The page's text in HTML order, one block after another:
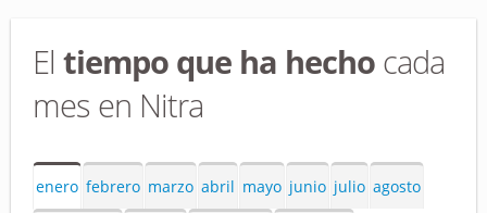
El tiempo que ha hecho cada
mes en Nitra
enero febrero marzo abril mayo junio julio agosto